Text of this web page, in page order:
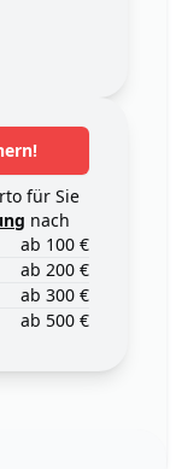
für Sie
nach
ab 100 €
ab 200 €
ab 300 €
ab 500 €